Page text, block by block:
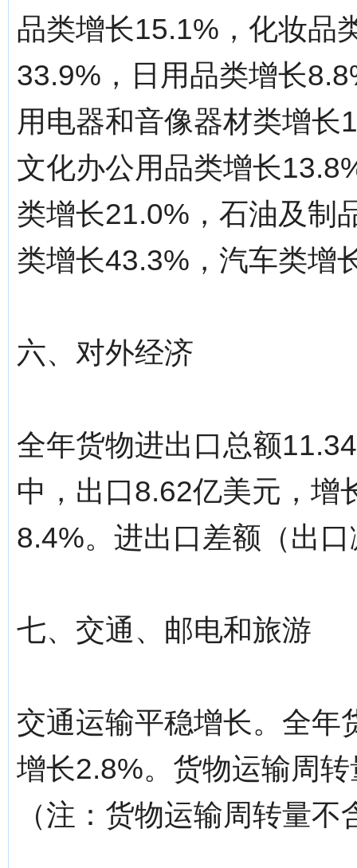
品类增长15.1%，化妆品
33.9%，日用品类增长
用电器和音像器材类增
文化办公用品类增长
类增长21.0%，石油及制
类增长43.3%，汽车类增
六、对外经济
全年货物进出口总额
中，出口8.62亿美元，增
8.4%。进出口差额（出
七、交通、邮电和旅游
交通运输平稳增长。全年
增长2.8%。货物运输周
（注：货物运输周转量不